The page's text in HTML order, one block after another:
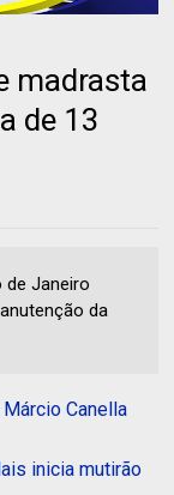
madrasta
de 13
de Janeiro
da
Canella
inicia mutirão